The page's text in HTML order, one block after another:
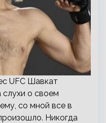
UFC Шавкат
слухи о своем
со мной все в
Никогда